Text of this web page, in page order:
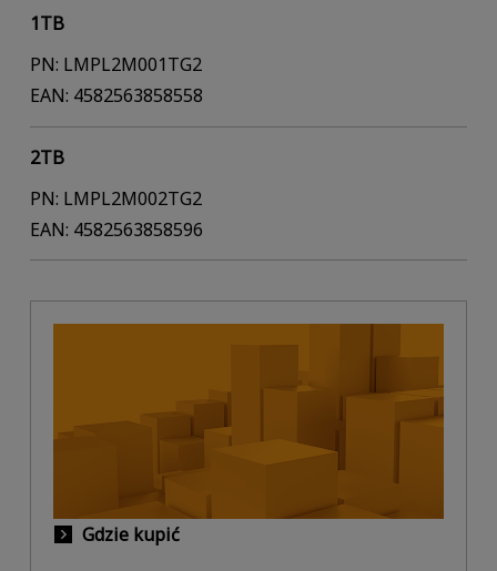
1TB
PN: LMPL2M001TG2
EAN: 4582563858558
2TB
PN: LMPL2M002TG2
EAN: 4582563858596
Gdzie kupić